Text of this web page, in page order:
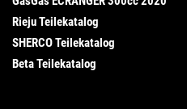
Rieju Teilekatalog
SHERCO Teilekatalog
Beta Teilekatalog